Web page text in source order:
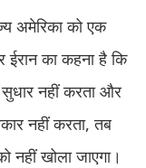
अमेरिका को एक
का कहना है कि
नहीं करता और
नहीं करता, तब
नहीं खोला जाएगा।